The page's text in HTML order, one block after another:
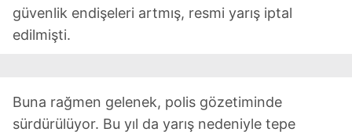
güvenlik endişeleri artmış, resmi yarış iptal
edilmişti.
Buna rağmen gelenek, polis gözetiminde
sürdürülüyor. Bu yıl da yarış nedeniyle tepe